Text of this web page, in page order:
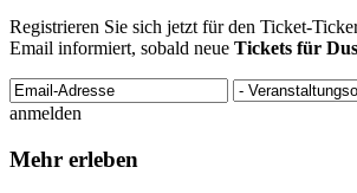
Registrieren Sie sich jetzt für den Ticket-
Email informiert, sobald neue Tickets für
anmelden
Mehr erleben